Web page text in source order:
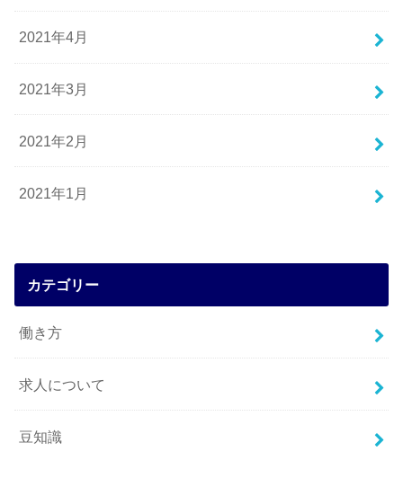
2021年4月
2021年3月
2021年2月
2021年1月
カテゴリー
働き方
求人について
豆知識